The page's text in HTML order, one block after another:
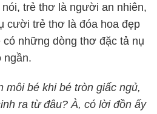
trẻ thơ là người an nhiên,
cười trẻ thơ là đóa hoa đẹp
có những dòng thơ đặc tả nụ
ngần.
môi bé khi bé tròn giấc ngủ,
ra từ đâu? À, có lời đồn ấy